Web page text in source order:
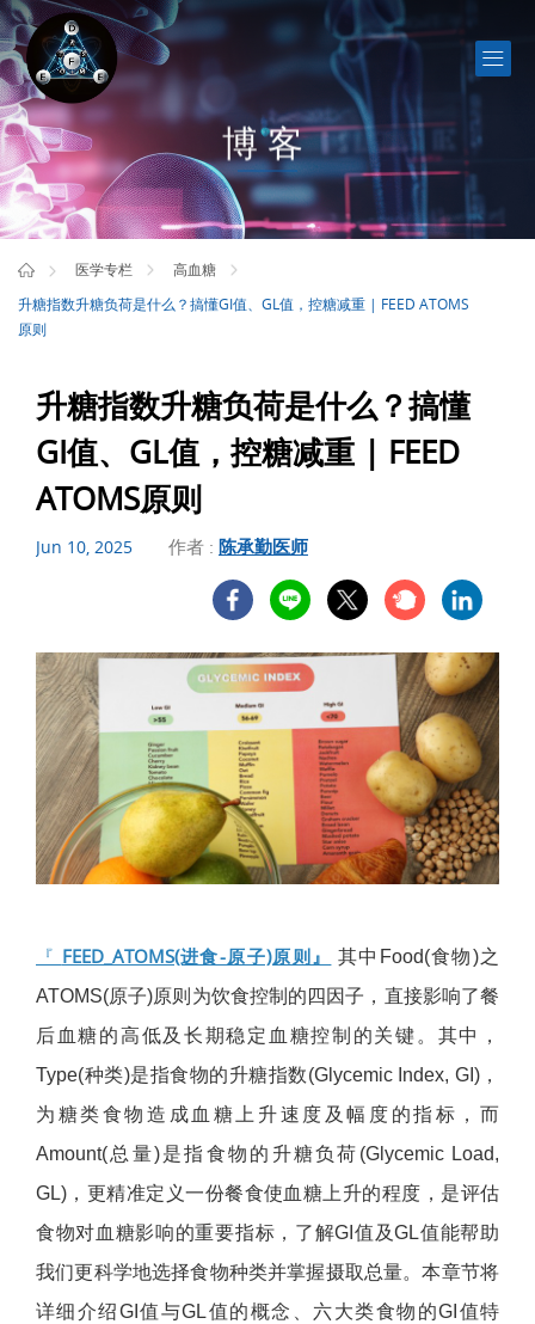
博客
医学专栏
高血糖
升糖指数升糖负荷是什么？搞懂GI值、GL值，控糖减重 | FEED ATOMS
原则
升糖指数升糖负荷是什么？搞懂
GI值、GL值，控糖减重 | FEED
ATOMS原则
Jun 10, 2025 作者 : 陈承勤医师
『 FEED_ATOMS(进食-原子)原则』
其中Food(食物)之
ATOMS(原子)原则为饮食控制的四因子，直接影响了餐
后血糖的高低及长期稳定血糖控制的关键。其中，
Type(种类)是指食物的升糖指数(Glycemic Index, GI)，
为糖类食物造成血糖上升速度及幅度的指标，而
Amount(总量)是指食物的升糖负荷(Glycemic Load,
GL)，更精准定义一份餐食使血糖上升的程度，是评估
食物对血糖影响的重要指标，了解GI值及GL值能帮助
我们更科学地选择食物种类并掌握摄取总量。本章节将
详细介绍GI值与GL值的概念、六大类食物的GI值特